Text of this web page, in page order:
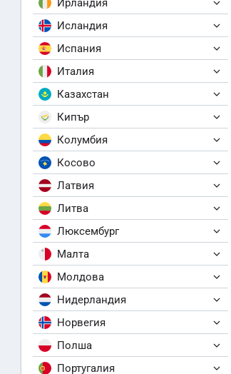
Исландия
Испания
Италия
Казахстан
Кипър
Колумбия
Косово
Латвия
Литва
Люксембург
Малта
Молдова
Нидерландия
Норвегия
Полша
Португалия